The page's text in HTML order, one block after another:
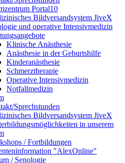
Portal10
Bildversandsystem JiveX
und operative Intensivmedizin
Klinische Anästhesie
Anästhesie in der Geburtshilfe
Kinderanästhesie
Schmerztherapie
Operative Intensivmedizin
Notfallmedizin
Sprechstunden
Bildversandsystem JiveX
in unserem
/ Fortbildungen
"AlexOnline"
/ Senologie